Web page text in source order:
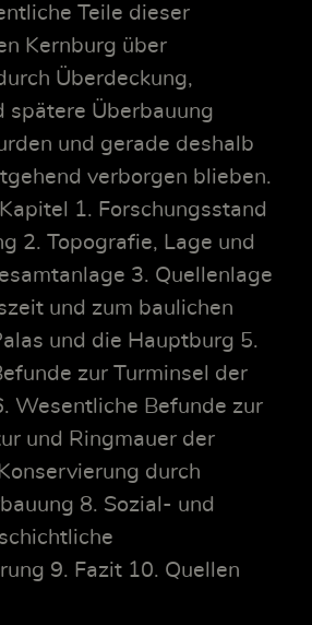
Teile dieser
Kernburg über
Überdeckung,
spätere Überbauung
und gerade deshalb
verborgen blieben.
1. Forschungsstand
2. Topografie, Lage und
3. Quellenlage
und zum baulichen
und die Hauptburg 5.
zur Turminsel der
Wesentliche Befunde zur
und Ringmauer der
durch
8. Sozial- und
9. Fazit 10. Quellen